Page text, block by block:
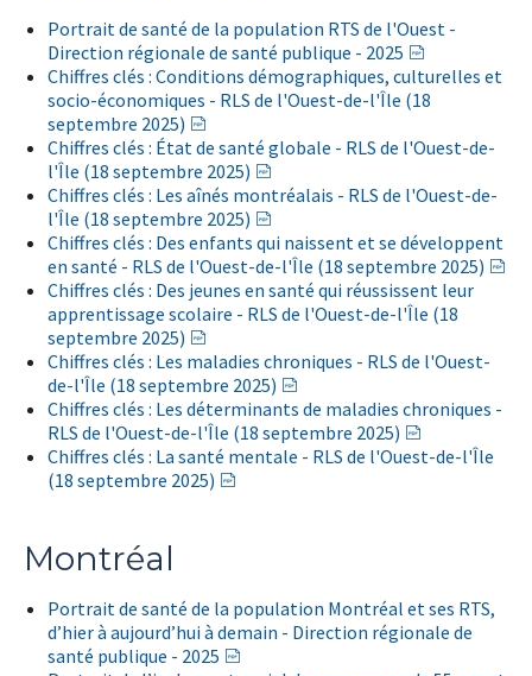
Portrait de santé de la population RTS de l'Ouest -
Direction régionale de santé publique - 2025
Chiffres clés : Conditions démographiques, culturelles et
socio-économiques - RLS de l'Ouest-de-l'Île (18
septembre 2025)
Chiffres clés : État de santé globale - RLS de l'Ouest-de-
l'Île (18 septembre 2025)
Chiffres clés : Les aînés montréalais - RLS de l'Ouest-de-
l'Île (18 septembre 2025)
Chiffres clés : Des enfants qui naissent et se développent
en santé - RLS de l'Ouest-de-l'Île (18 septembre 2025)
Chiffres clés : Des jeunes en santé qui réussissent leur
apprentissage scolaire - RLS de l'Ouest-de-l'Île (18
septembre 2025)
Chiffres clés : Les maladies chroniques - RLS de l'Ouest-
de-l'Île (18 septembre 2025)
Chiffres clés : Les déterminants de maladies chroniques -
RLS de l'Ouest-de-l'Île (18 septembre 2025)
Chiffres clés : La santé mentale - RLS de l'Ouest-de-l'Île
(18 septembre 2025)
Montréal
Portrait de santé de la population Montréal et ses RTS,
d’hier à aujourd’hui à demain - Direction régionale de
santé publique - 2025